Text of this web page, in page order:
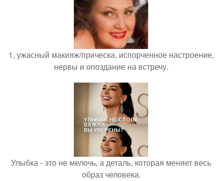
1, ужасный макияж/прическа, испорченное настроение,
нервы и опоздание на встречу.
Улыбка - это не мелочь, а деталь, которая меняет весь
образ человека.